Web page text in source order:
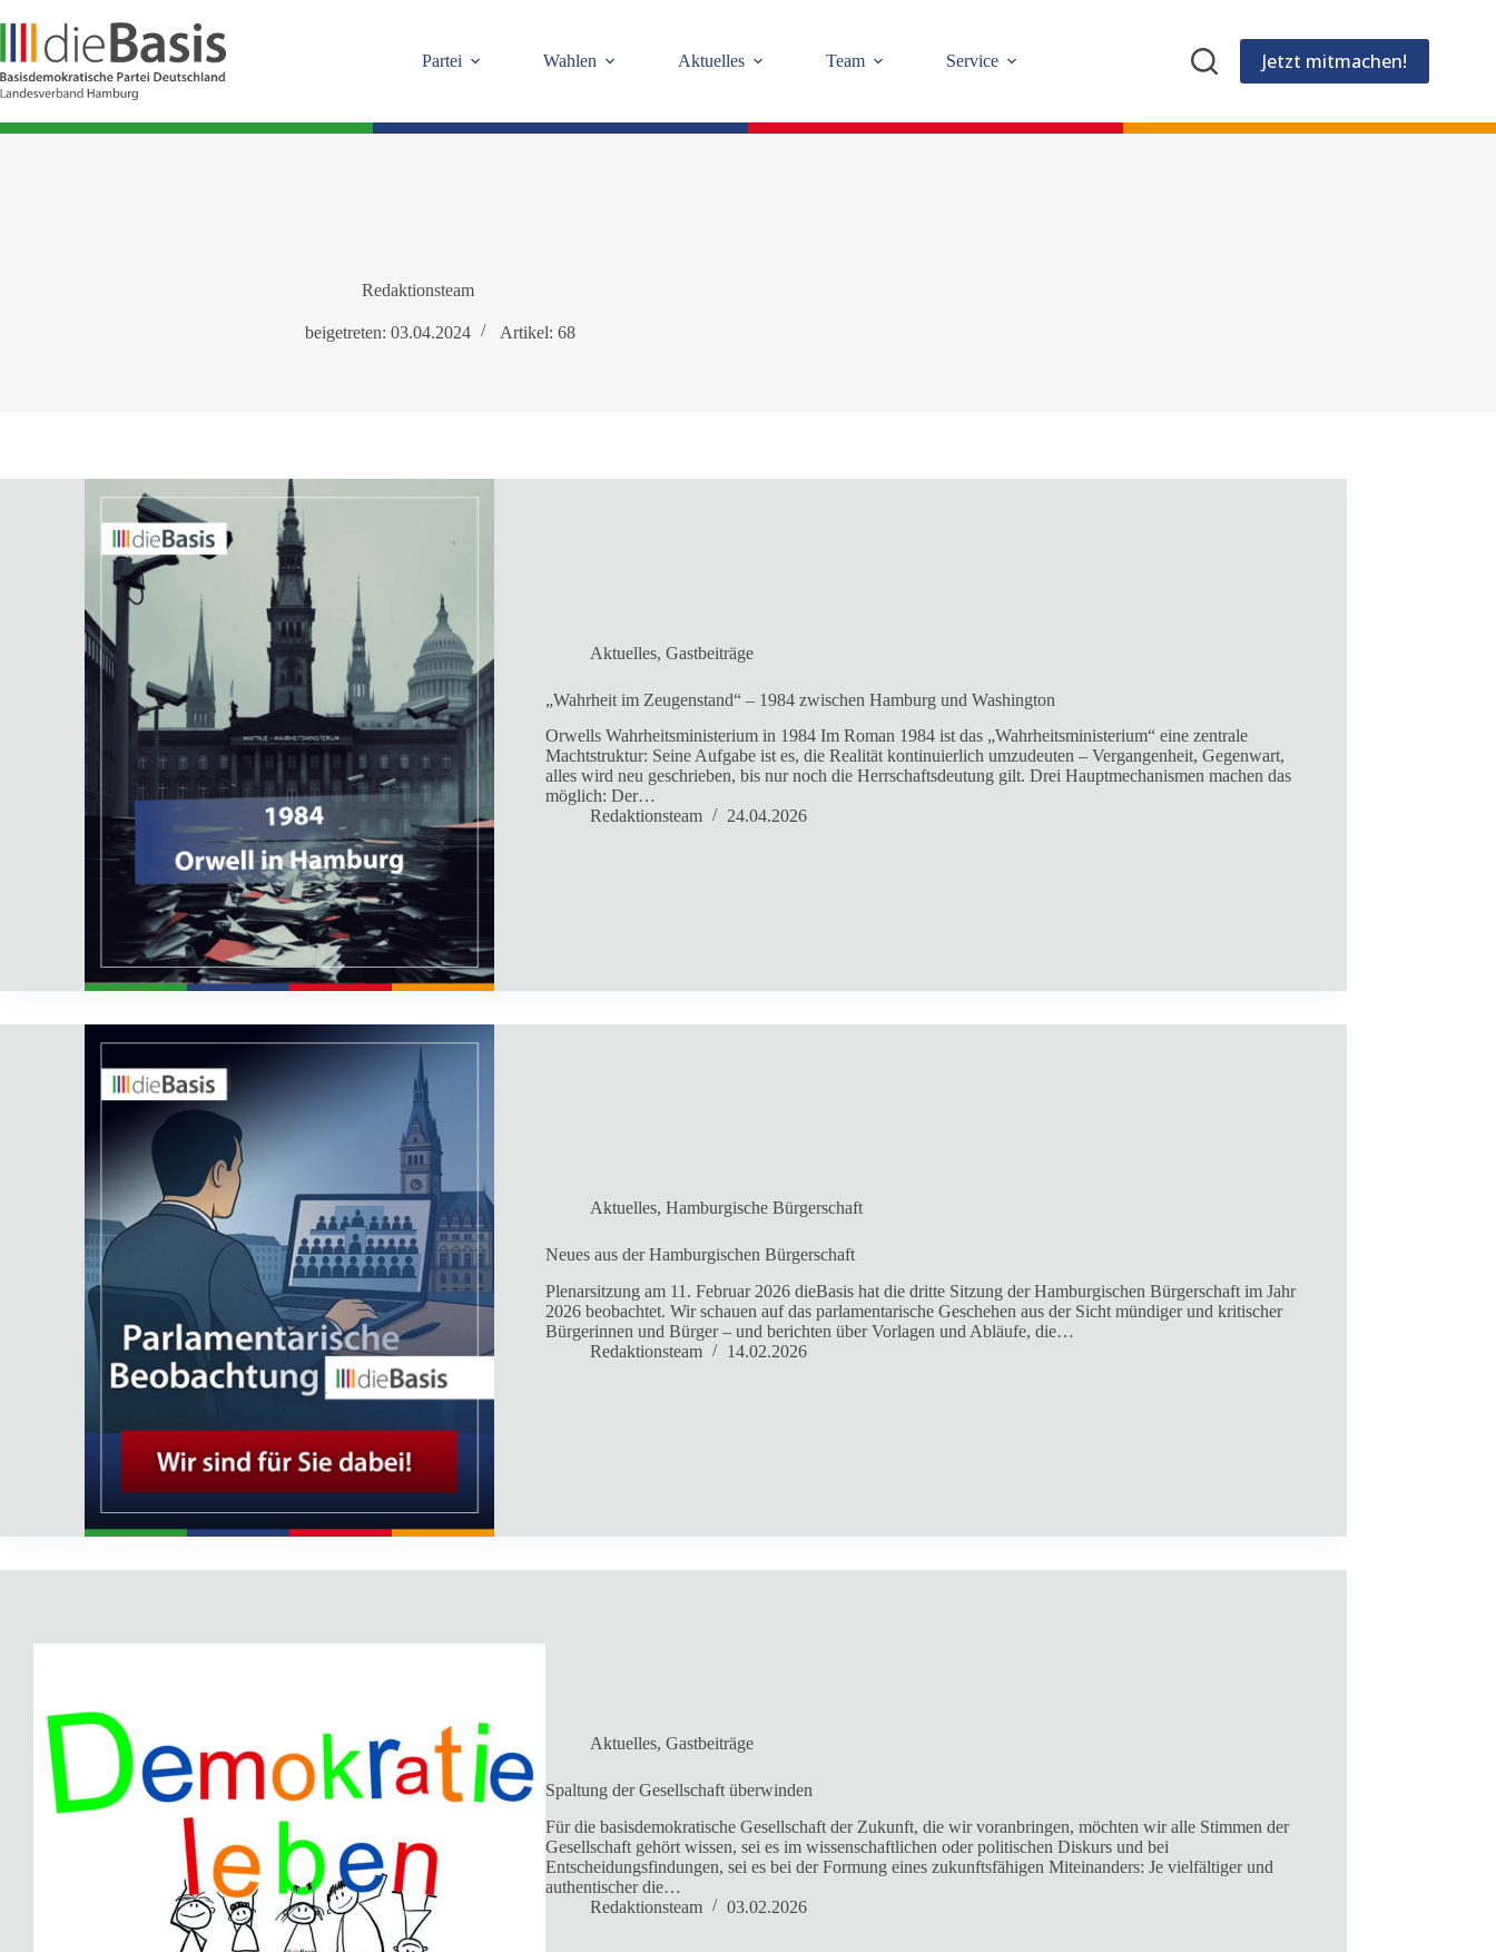
Inhalt
springen
Partei Wahlen Aktuelles Team Service Jetzt mitmachen!
Redaktionsteam
beigetreten: 03.04.2024 Artikel: 68
Aktuelles, Gastbeiträge
„Wahrheit im Zeugenstand“ – 1984 zwischen Hamburg und Washington
Orwells Wahrheitsministerium in 1984 Im Roman 1984 ist das „Wahrheitsministerium“ eine zentrale
Machtstruktur: Seine Aufgabe ist es, die Realität kontinuierlich umzudeuten – Vergangenheit, Gegenwart,
alles wird neu geschrieben, bis nur noch die Herrschaftsdeutung gilt. Drei Hauptmechanismen machen das
möglich: Der…
Redaktionsteam
24.04.2026
Aktuelles, Hamburgische Bürgerschaft
Neues aus der Hamburgischen Bürgerschaft
Plenarsitzung am 11. Februar 2026 dieBasis hat die dritte Sitzung der Hamburgischen Bürgerschaft im Jahr
2026 beobachtet. Wir schauen auf das parlamentarische Geschehen aus der Sicht mündiger und kritischer
Bürgerinnen und Bürger – und berichten über Vorlagen und Abläufe, die…
Redaktionsteam
14.02.2026
Aktuelles, Gastbeiträge
Spaltung der Gesellschaft überwinden
Für die basisdemokratische Gesellschaft der Zukunft, die wir voranbringen, möchten wir alle Stimmen der
Gesellschaft gehört wissen, sei es im wissenschaftlichen oder politischen Diskurs und bei
Entscheidungsfindungen, sei es bei der Formung eines zukunftsfähigen Miteinanders: Je vielfältiger und
authentischer die…
Redaktionsteam
03.02.2026